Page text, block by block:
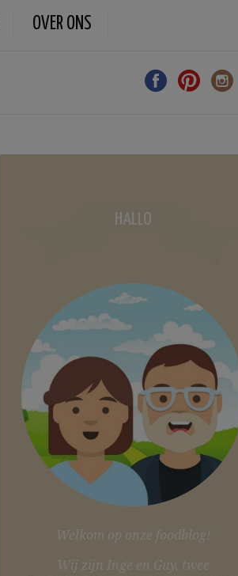
OVER ONS
HALLO
Welkom op onze foodblog!
Wij zijn Inge en Guy, twee